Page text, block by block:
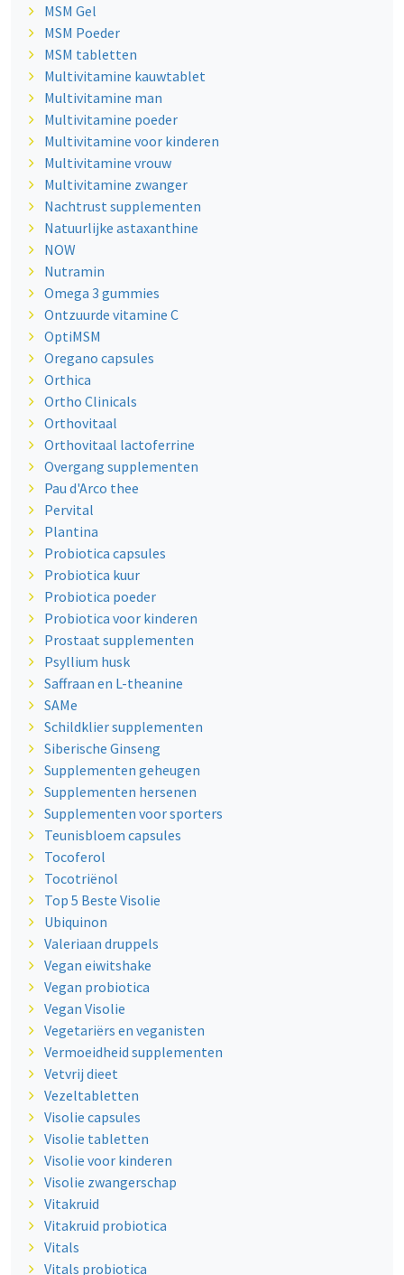
MSM Gel
MSM Poeder
MSM tabletten
Multivitamine kauwtablet
Multivitamine man
Multivitamine poeder
Multivitamine voor kinderen
Multivitamine vrouw
Multivitamine zwanger
Nachtrust supplementen
Natuurlijke astaxanthine
NOW
Nutramin
Omega 3 gummies
Ontzuurde vitamine C
OptiMSM
Oregano capsules
Orthica
Ortho Clinicals
Orthovitaal
Orthovitaal lactoferrine
Overgang supplementen
Pau d'Arco thee
Pervital
Plantina
Probiotica capsules
Probiotica kuur
Probiotica poeder
Probiotica voor kinderen
Prostaat supplementen
Psyllium husk
Saffraan en L-theanine
SAMe
Schildklier supplementen
Siberische Ginseng
Supplementen geheugen
Supplementen hersenen
Supplementen voor sporters
Teunisbloem capsules
Tocoferol
Tocotriënol
Top 5 Beste Visolie
Ubiquinon
Valeriaan druppels
Vegan eiwitshake
Vegan probiotica
Vegan Visolie
Vegetariërs en veganisten
Vermoeidheid supplementen
Vetvrij dieet
Vezeltabletten
Visolie capsules
Visolie tabletten
Visolie voor kinderen
Visolie zwangerschap
Vitakruid
Vitakruid probiotica
Vitals
Vitals probiotica